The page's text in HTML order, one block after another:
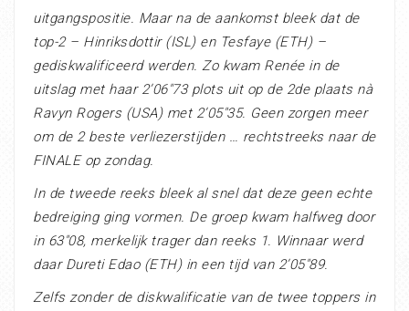
uitgangspositie. Maar na de aankomst bleek dat de
top-2 – Hinriksdottir (ISL) en Tesfaye (ETH) –
gediskwalificeerd werden. Zo kwam Renée in de
uitslag met haar 2’06″73 plots uit op de 2de plaats nà
Ravyn Rogers (USA) met 2’05″35. Geen zorgen meer
om de 2 beste verliezerstijden … rechtstreeks naar de
FINALE op zondag.
In de tweede reeks bleek al snel dat deze geen echte
bedreiging ging vormen. De groep kwam halfweg door
in 63″08, merkelijk trager dan reeks 1. Winnaar werd
daar Dureti Edao (ETH) in een tijd van 2’05″89.
Zelfs zonder de diskwalificatie van de twee toppers in